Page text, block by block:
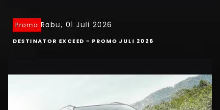
Promo Rabu, 01 Juli 2026
DESTINATOR EXCEED - PROMO JULI 2026